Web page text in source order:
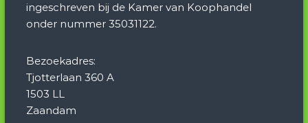
ingeschreven bij de Kamer van Koophandel
onder nummer 35031122.
Bezoekadres:
Tjotterlaan 360 A
1503 LL
Zaandam